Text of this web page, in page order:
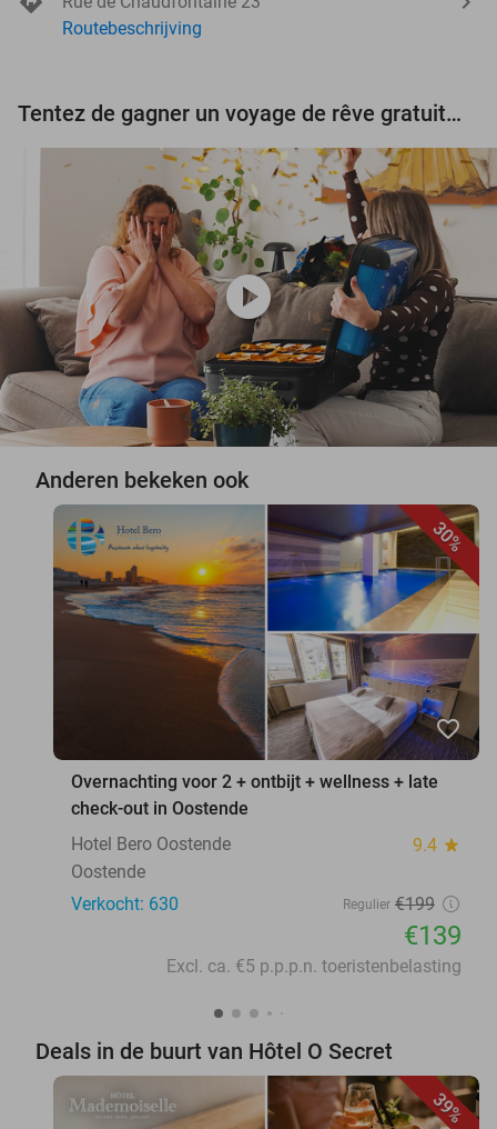
Routebeschrijving
Tentez de gagner un voyage de rêve gratuit d'une valeur de 3.000 € !
play_circle
Anderen bekeken ook
30%
favorite_border
Overnachting voor 2 + ontbijt + wellness + late
check-out in Oostende
Hotel Bero Oostende
9.4 star
Oostende
Verkocht: 630
Regulier €199
€139
Excl. ca. €5 p.p.p.n. toeristenbelasting
Deals in de buurt van Hôtel O Secret
39%